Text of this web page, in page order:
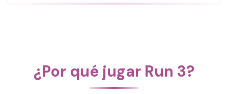
¿Por qué jugar Run 3?